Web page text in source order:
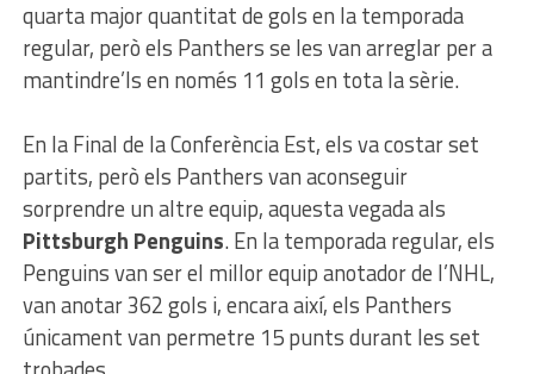
quarta major quantitat de gols en la temporada
regular, però els Panthers se les van arreglar per a
mantindre’ls en només 11 gols en tota la sèrie.
En la Final de la Conferència Est, els va costar set
partits, però els Panthers van aconseguir
sorprendre un altre equip, aquesta vegada als
Pittsburgh Penguins. En la temporada regular, els
Penguins van ser el millor equip anotador de l’NHL,
van anotar 362 gols i, encara així, els Panthers
únicament van permetre 15 punts durant les set